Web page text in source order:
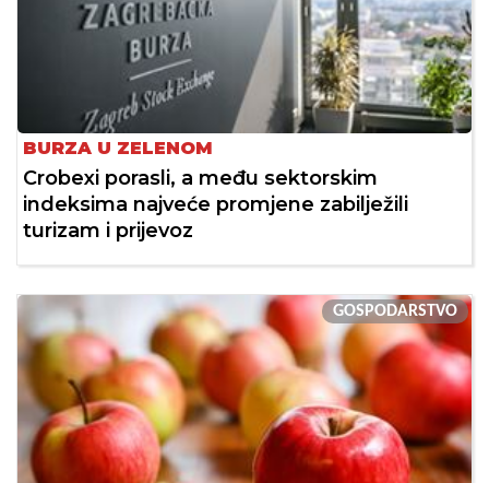
BURZA U ZELENOM
Crobexi porasli, a među sektorskim
indeksima najveće promjene zabilježili
turizam i prijevoz
GOSPODARSTVO